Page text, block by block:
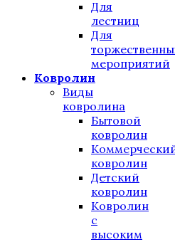
Для
лестниц
Для
мероприятий
Ковролин
Виды
ковролина
Бытовой
ковролин
ковролин
Детский
ковролин
Ковролин
с
высоким